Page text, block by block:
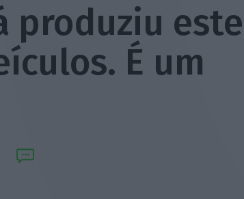
produziu este
É um